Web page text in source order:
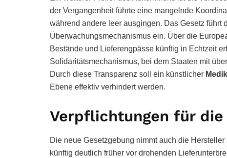
der Vergangenheit führte eine mangelnde
während andere leer ausgingen. Das Gesetz führt
Überwachungsmechanismus ein. Über die
Bestände und Lieferengpässe künftig in Echtzeit
Solidaritätsmechanismus, bei dem Staaten mit
Durch diese Transparenz soll ein künstlicher
Ebene effektiv verhindert werden.
Verpflichtungen für
Die neue Gesetzgebung nimmt auch die
künftig deutlich früher vor drohenden